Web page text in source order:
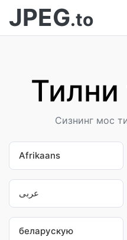
JPEG.to
Сизнинг мос
Afrikaans
عربى
беларускую